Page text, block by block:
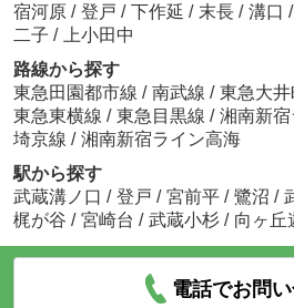
宿河原 / 登戸 / 下作延 / 末長 / 溝口 /
二子 /
上小田中
路線から探す
東急田園都市線 / 南武線 / 東急大井
東急東横線 / 東急目黒線 / 湘南新
埼京線 / 湘南新宿ライン高海
駅から探す
武蔵溝ノ口 / 登戸 / 宮前平 / 鷺沼 /
梶が谷 / 宮崎台 / 武蔵小杉 / 向ヶ丘
電話でお問